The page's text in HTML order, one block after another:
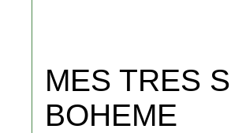
MES TRES
BOHEME